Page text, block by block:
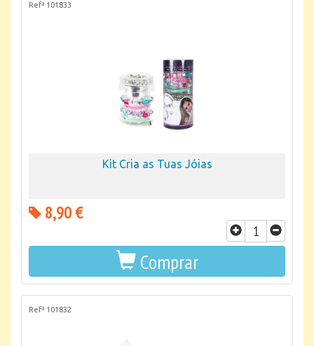
Refª 101833
Kit Cria as Tuas Jóias
8,90 €
Comprar
Refª 101832